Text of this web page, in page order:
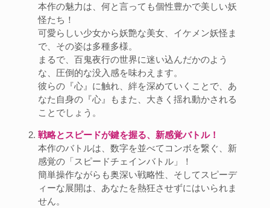
本作の魅力は、何と言っても個性豊かで美しい妖
怪たち！
可愛らしい少女から妖艶な美女、イケメン妖怪ま
で、その姿は多種多様。
まるで、百鬼夜行の世界に迷い込んだかのよう
な、圧倒的な没入感を味わえます。
彼らの『心』に触れ、絆を深めていくことで、あ
なた自身の『心』もまた、大きく揺れ動かされる
ことでしょう。
戦略とスピードが鍵を握る、新感覚バトル！
本作のバトルは、数字を並べてコンボを繋ぐ、新
感覚の「スピードチェインバトル」！
簡単操作ながらも奥深い戦略性、そしてスピーデ
ィーな展開は、あなたを熱狂させずにはいられま
せん。